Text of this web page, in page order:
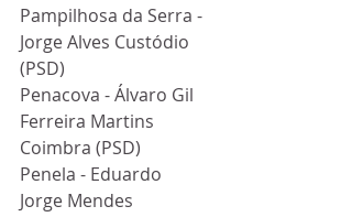
Pampilhosa da Serra -
Jorge Alves Custódio
(PSD)
Penacova - Álvaro Gil
Ferreira Martins
Coimbra (PSD)
Penela - Eduardo
Jorge Mendes